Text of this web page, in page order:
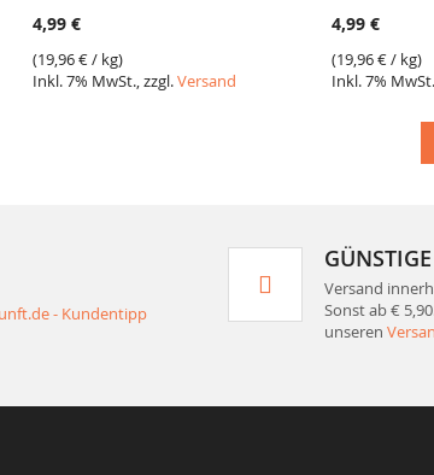
4,99 €
(19,96 €/ kg)
Inkl. 7% MwSt., zzgl.Versand
4,99 €
(19,96 €/ kg)
Inkl. 7%
Versand
Sonst ab €
unseren